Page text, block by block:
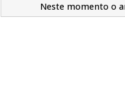
Neste momento o